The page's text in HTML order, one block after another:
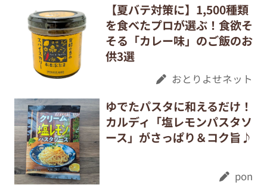
【夏バテ対策に】1,500種類
を食べたプロが選ぶ！食欲そ
そる「カレー味」のご飯のお
供3選
おとりよせネット
ゆでたパスタに和えるだけ！
カルディ「塩レモンパスタソ
ース」がさっぱり＆コク旨♪
pon